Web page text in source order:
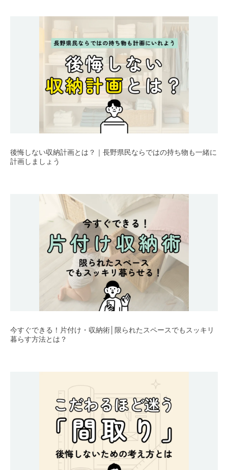
後悔しない収納計画とは？｜長野県民ならではの持ち物も一緒に
計画しましょう
今すぐできる！片付け・収納術│限られたスペースでもスッキリ
暮らす方法とは？